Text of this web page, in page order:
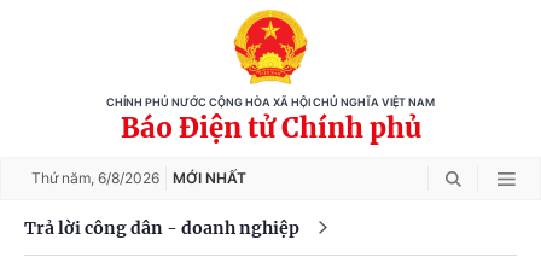
CHÍNH PHỦ NƯỚC CỘNG HÒA XÃ HỘI CHỦ NGHĨA VIỆT NAM
Báo Điện tử Chính phủ
Thứ năm, 6/8/2026 MỚI NHẤT
Trả lời công dân - doanh nghiệp